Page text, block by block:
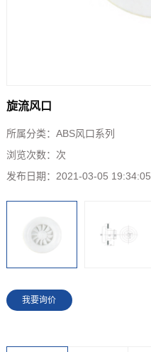
旋流风口
所属分类： ABS风口系列
浏览次数： 次
发布日期： 2021-03-05 19:34:05
我要询价